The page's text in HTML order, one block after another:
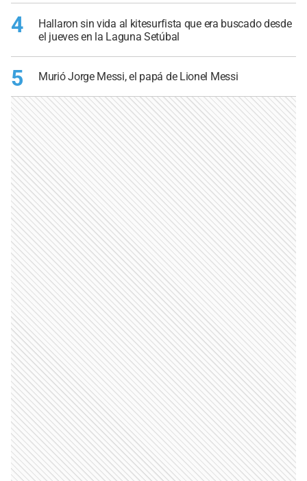
4
Hallaron sin vida al kitesurfista que era buscado desde
el jueves en la Laguna Setúbal
5 Murió Jorge Messi, el papá de Lionel Messi